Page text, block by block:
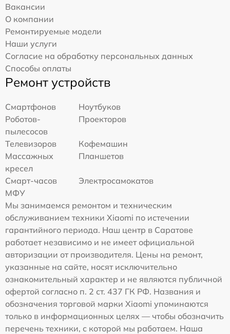
Вакансии
О компании
Ремонтируемые модели
Наши услуги
Согласие на обработку персональных данных
Способы оплаты
Ремонт устройств
Смартфонов
Ноутбуков
Роботов-
пылесосов
Проекторов
Телевизоров
Кофемашин
Массажных
кресел
Планшетов
Смарт-часов
Электросамокатов
МФУ
Мы занимаемся ремонтом и техническим
обслуживанием техники Xiaomi по истечении
гарантийного периода. Наш центр в Саратове
работает независимо и не имеет официальной
авторизации от производителя. Цены на ремонт,
указанные на сайте, носят исключительно
ознакомительный характер и не являются публичной
офертой согласно п. 2 ст. 437 ГК РФ. Названия и
обозначения торговой марки Xiaomi упоминаются
только в информационных целях — чтобы обозначить
перечень техники, с которой мы работаем. Наша